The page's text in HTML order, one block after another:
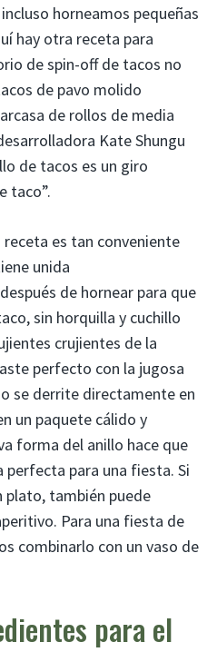
horneamos pequeñas
hay otra receta para
de spin-off de tacos no
de pavo molido
de rollos de media
Kate Shungu
de tacos es un giro
taco”.
es tan conveniente
unida
de hornear para que
sin horquilla y cuchillo
crujientes de la
perfecto con la jugosa
se derrite directamente en
un paquete cálido y
forma del anillo hace que
para una fiesta. Si
plato, también puede
Para una fiesta de
combinarlo con un vaso de
para el